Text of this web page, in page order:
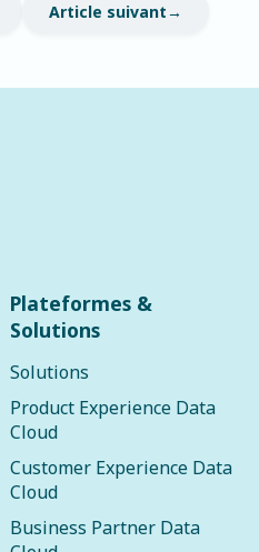
Article suivant
Plateformes &
Solutions
Solutions
Product Experience Data
Cloud
Customer Experience Data
Cloud
Business Partner Data